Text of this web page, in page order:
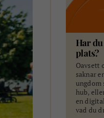
Har
plats?
Oavsett
saknar
ungdom
hub,
en
vad du